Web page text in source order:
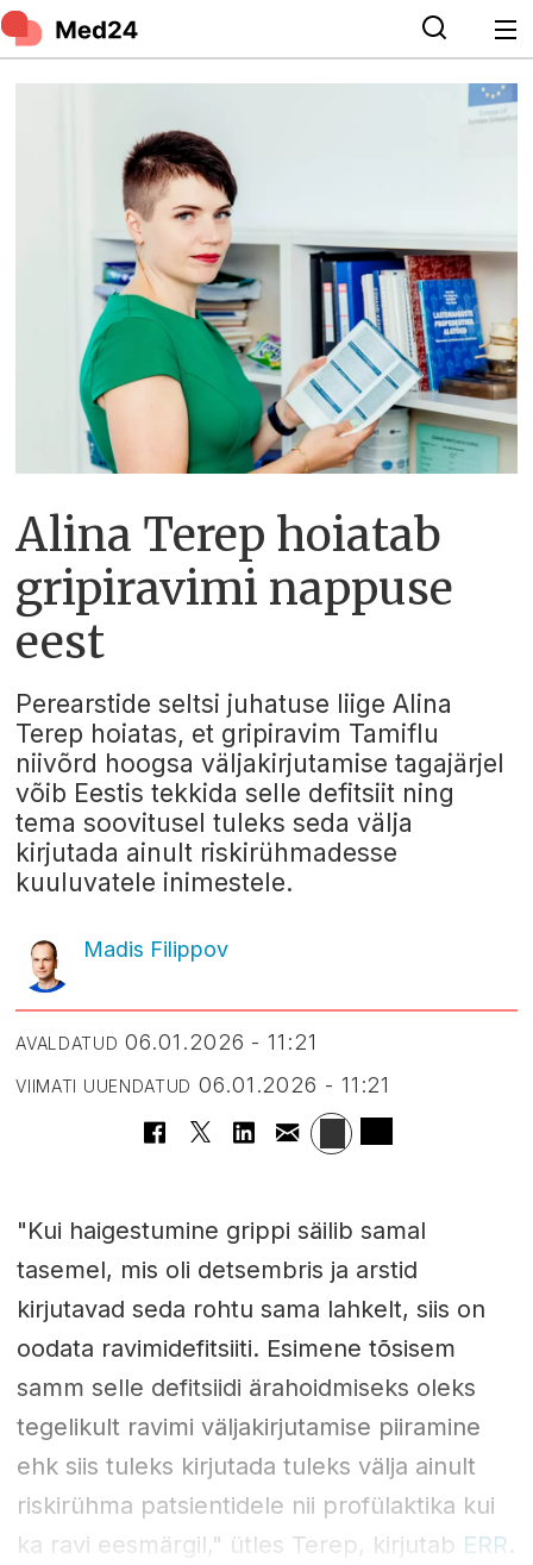
Alina Terep hoiatab
gripiravimi nappuse
eest
Perearstide seltsi juhatuse liige Alina
Terep hoiatas, et gripiravim Tamiflu
niivõrd hoogsa väljakirjutamise tagajärjel
võib Eestis tekkida selle defitsiit ning
tema soovitusel tuleks seda välja
kirjutada ainult riskirühmadesse
kuuluvatele inimestele.
Madis Filippov
AVALDATUD 06.01.2026 - 11:21
VIIMATI UUENDATUD 06.01.2026 - 11:21
"Kui haigestumine grippi säilib samal
tasemel, mis oli detsembris ja arstid
kirjutavad seda rohtu sama lahkelt, siis on
oodata ravimidefitsiiti. Esimene tõsisem
samm selle defitsiidi ärahoidmiseks oleks
tegelikult ravimi väljakirjutamise piiramine
ehk siis tuleks kirjutada tuleks välja ainult
riskirühma patsientidele nii profülaktika kui
ka ravi eesmärgil," ütles Terep, kirjutab ERR